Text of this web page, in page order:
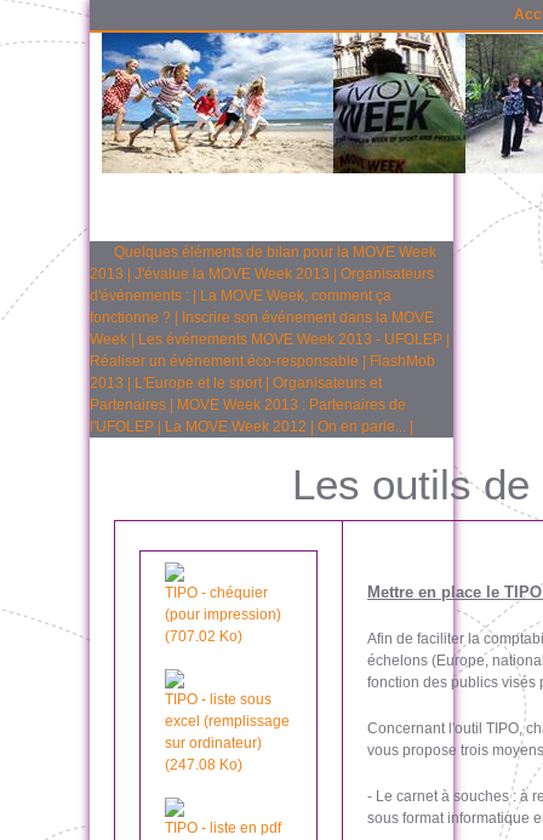
Quelques éléments de bilan pour la MOVE Week
2013
J'évalue la MOVE Week 2013
Organisateurs
d'événements :
La MOVE Week, comment ça
fonctionne ?
Inscrire son événement dans la MOVE
Week
Les événements MOVE Week 2013 - UFOLEP
Réaliser un événement éco-responsable
FlashMob
2013
L'Europe et le sport| Organisateurs et
Partenaires
MOVE Week 2013 : Partenaires de
l'UFOLEP
La MOVE Week 2012 On en parle...
Les outils
TIPO - chéquier
(pour impression)
(707.02 Ko)
TIPO - liste sous
excel (remplissage
sur ordinateur)
(247.08 Ko)
TIPO - liste en pdf
Mettre en place le
Afin de faciliter la
échelons (Europe,
fonction des publics visés
Concernant l'outil TIPO,
vous propose trois
- Le carnet à souches : à
sous format informatique